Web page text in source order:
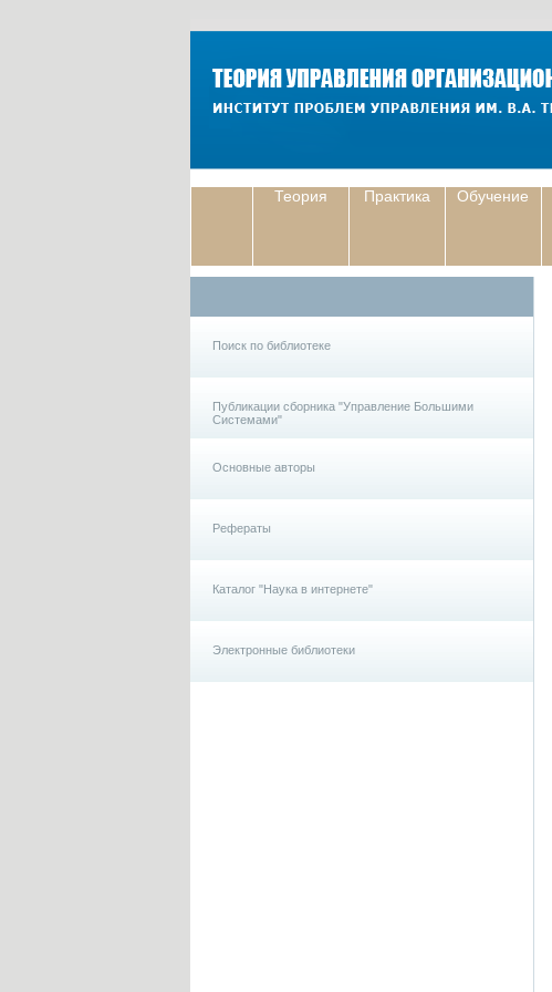
Теория Практика Обучение
Поиск по библиотеке
Публикации сборника "Управление Большими
Системами"
Основные авторы
Рефераты
Каталог "Наука в интернете"
Электронные библиотеки